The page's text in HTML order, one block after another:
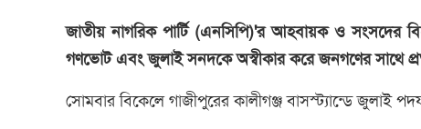
জাতীয় নাগরিক পার্টি (এনসিপি)'র আহবায়ক ও সংসদের
গণভোট এবং জুলাই সনদকে অস্বীকার করে জনগণের সাথে
সোমবার বিকেলে গাজীপুরের কালীগঞ্জ বাসস্ট্যান্ডে জুলাই